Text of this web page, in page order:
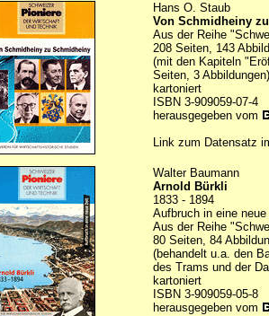
Hans O. Staub
Von Schmidheiny
Aus der Reihe
208 Seiten, 143
(mit den Kapiteln
Seiten, 3 Abbildungen)
kartoniert
ISBN 3-909059-07-4
herausgegeben vom
Link zum Datensatz
Walter Baumann
Arnold Bürkli
1833 - 1894
Aufbruch in eine
Aus der Reihe
80 Seiten, 84
(behandelt u.a. den
des Trams und der
kartoniert
ISBN 3-909059-05-8
herausgegeben vom